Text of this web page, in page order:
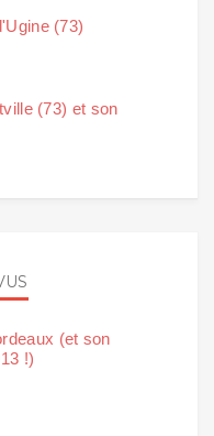
(73)
(73) et son
(et son
!)